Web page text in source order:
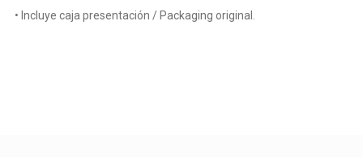
• Incluye caja presentación / Packaging original.